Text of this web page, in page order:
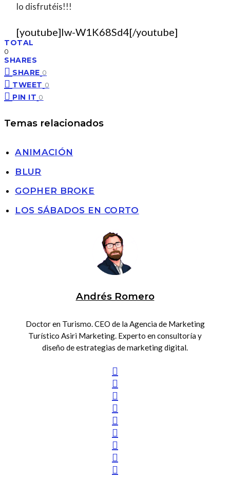
lo disfrutéis!!!
[youtube]Iw-W1K68Sd4[/youtube]
TOTAL
0
SHARES
SHARE 0
TWEET 0
PIN IT 0
Temas relacionados
ANIMACIÓN
BLUR
GOPHER BROKE
LOS SÁBADOS EN CORTO
Andrés Romero
Doctor en Turismo. CEO de la Agencia de Marketing
Turístico Asiri Marketing. Experto en consultoría y
diseño de estrategias de marketing digital.